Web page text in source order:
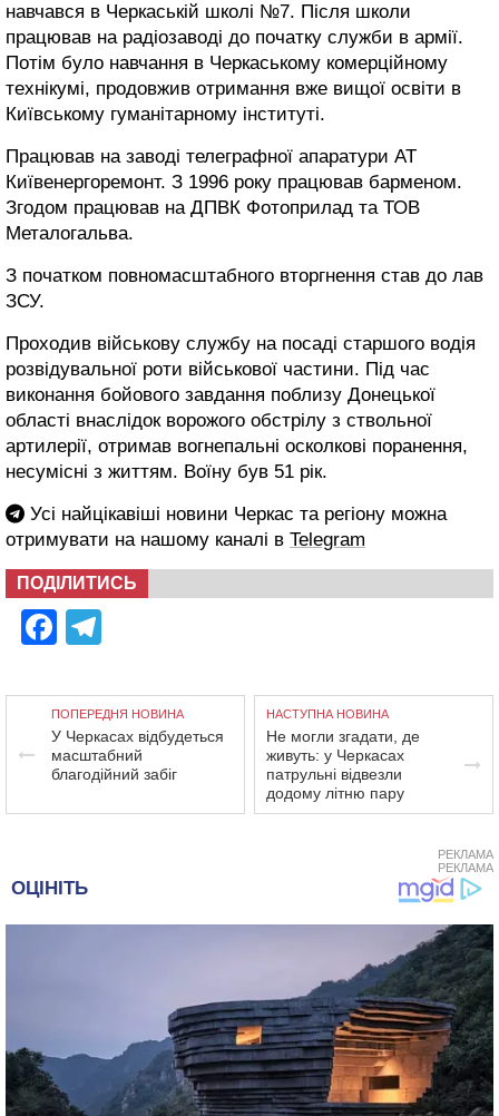
навчався в Черкаській школі №7. Після школи
працював на радіозаводі до початку служби в армії.
Потім було навчання в Черкаському комерційному
технікумі, продовжив отримання вже вищої освіти в
Київському гуманітарному інституті.
Працював на заводі телеграфної апаратури АТ
Київенергоремонт. З 1996 року працював барменом.
Згодом працював на ДПВК Фотоприлад та ТОВ
Металогальва.
З початком повномасштабного вторгнення став до лав
ЗСУ.
Проходив військову службу на посаді старшого водія
розвідувальної роти військової частини. Під час
виконання бойового завдання поблизу Донецької
області внаслідок ворожого обстрілу з ствольної
артилерії, отримав вогнепальні осколкові поранення,
несумісні з життям. Воїну був 51 рік.
Усі найцікавіші новини Черкас та регіону можна
отримувати на нашому каналі в Telegram
ПОДІЛИТИСЬ
Facebook
ПОПЕРЕДНЯ НОВИНА
У Черкасах відбудеться
масштабний
благодійний забіг
НАСТУПНА НОВИНА
Не могли згадати, де
живуть: у Черкасах
патрульні відвезли
додому літню пару
РЕКЛАМА
РЕКЛАМА